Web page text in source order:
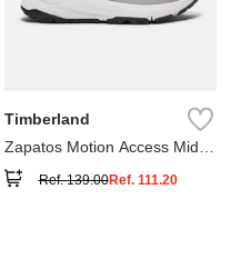
Timberland
Zapatos Motion Access Mid
Ref.139.00Ref. 111.20